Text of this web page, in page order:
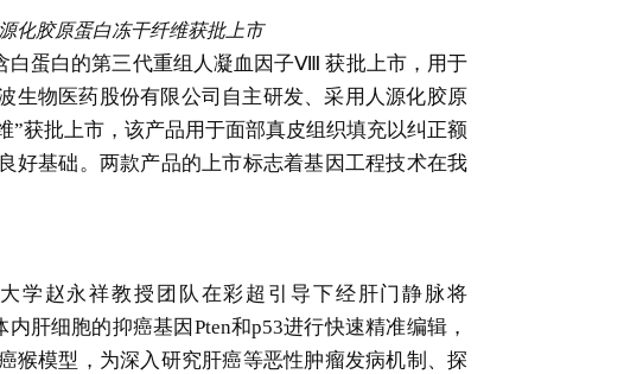
化胶原蛋白冻干纤维获批上市
白蛋白的第三代重组人凝血因子Ⅷ 获批上市，用于
生物医药股份有限公司自主研发、采用人源化胶原
获批上市，该产品用于面部真皮组织填充以纠正额
好基础。两款产品的上市标志着基因工程技术在我
学赵永祥教授团队在彩超引导下经肝门静脉将
肝细胞的抑癌基因Pten和p53进行快速精准编辑，
猴模型，为深入研究肝癌等恶性肿瘤发病机制、探